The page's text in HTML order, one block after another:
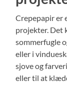
Crepepapir er
projekter. Det
sommerfugle
eller i
sjove og
eller til at